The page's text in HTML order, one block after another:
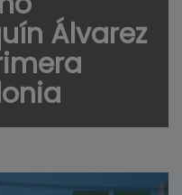
Álvarez